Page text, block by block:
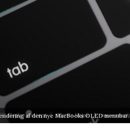
af den nye MacBooks OLED menubar.